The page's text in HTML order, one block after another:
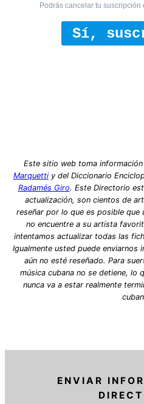
Podrás cancelar tu suscripción
Sí,
Este sitio web toma
Marquettiy del Diccionario
Radamés Giro. Este Directorio
actualización, son cientos de
reseñar por lo que es posible que
no encuentre a su artista
intentamos actualizar todas las
Igualmente usted puede enviarnos
aún no esté reseñado. Para
música cubana no se detiene, lo
nunca va a estar realmente
ENVIAR